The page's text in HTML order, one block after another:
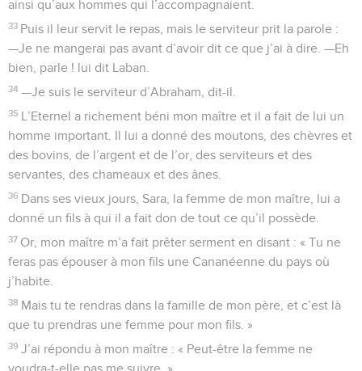
ainsi qu’aux hommes qui l’accompagnaient.
33 Puis il leur servit le repas, mais le serviteur prit la parole :
—Je ne mangerai pas avant d’avoir dit ce que j’ai à dire. —Eh
bien, parle ! lui dit Laban.
34 —Je suis le serviteur d’Abraham, dit-il.
35 L’Eternel a richement béni mon maître et il a fait de lui un
homme important. Il lui a donné des moutons, des chèvres et
des bovins, de l’argent et de l’or, des serviteurs et des
servantes, des chameaux et des ânes.
36 Dans ses vieux jours, Sara, la femme de mon maître, lui a
donné un fils à qui il a fait don de tout ce qu’il possède.
37 Or, mon maître m’a fait prêter serment en disant : « Tu ne
feras pas épouser à mon fils une Cananéenne du pays où
j’habite.
38 Mais tu te rendras dans la famille de mon père, et c’est là
que tu prendras une femme pour mon fils. »
39 J’ai répondu à mon maître : « Peut-être la femme ne
voudra-t-elle pas me suivre. »